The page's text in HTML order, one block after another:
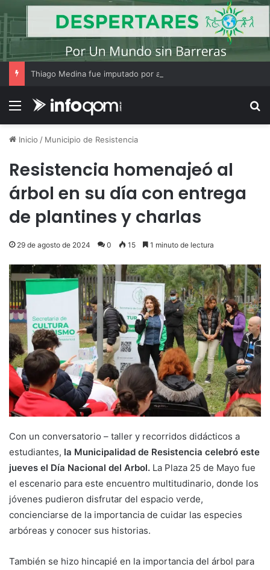
Menú
Inicio / Municipio de Resistencia
Resistencia homenajeó al
árbol en su día con entrega
de plantines y charlas
29 de agosto de 2024 0 15 1 minuto de lectura
Con un conversatorio – taller y recorridos didácticos a
estudiantes, la Municipalidad de Resistencia celebró este
jueves el Día Nacional del Arbol. La Plaza 25 de Mayo fue
el escenario para este encuentro multitudinario, donde los
jóvenes pudieron disfrutar del espacio verde,
concienciarse de la importancia de cuidar las especies
arbóreas y conocer sus historias.
También se hizo hincapié en la importancia del árbol para